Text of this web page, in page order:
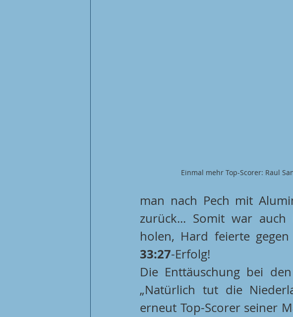
Einmal mehr Top-Scorer: Raul
man nach Pech mit
zurück... Somit war
33:27-Erfolg!
Die Enttäuschung bei
„Natürlich tut die
erneut Top-Scorer seiner